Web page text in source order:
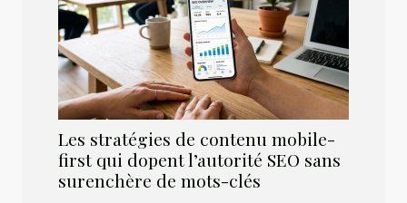
Les stratégies de contenu mobile-
first qui dopent l’autorité SEO sans
surenchère de mots-clés